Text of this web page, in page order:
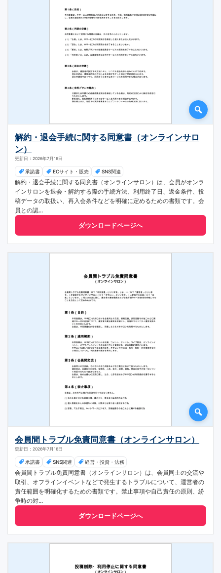
解約・退会手続に関する同意書（オンラインサロ
ン）
更新日：2026年7月16日
承諾書 ECサイト・販売 SNS関連
解約・退会手続に関する同意書（オンラインサロン）は、会員がオンラ
インサロンを退会・解約する際の手続方法、利用終了日、返金条件、投
稿データの取扱い、再入会条件などを明確に定めるための書類です。会
員との認...
ダウンロードページへ
会員間トラブル免責同意書（オンラインサロン）
更新日：2026年7月16日
承諾書 SNS関連 経営・投資・法務
会員間トラブル免責同意書（オンラインサロン）は、会員同士の交流や
取引、オフラインイベントなどで発生するトラブルについて、運営者の
責任範囲を明確化するための書類です。禁止事項や自己責任の原則、紛
争時の対...
ダウンロードページへ